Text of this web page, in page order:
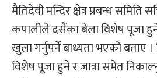
मैतिदेवी मन्दिर क्षेत्र प्रबन्ध समिति
कपालीले दसैंका बेला विशेष पूजा
खुला गर्नुपर्ने बाध्यता भएको बताए
विशेष पूजा हुने र जात्रा समेत